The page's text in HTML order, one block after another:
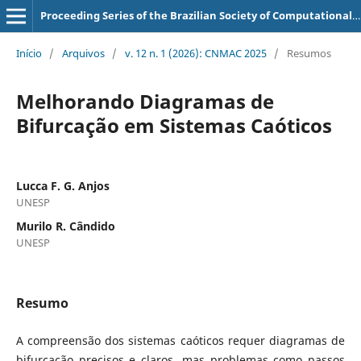
Proceeding Series of the Brazilian Society of Computational and Applied Mathematics
Início / Arquivos / v. 12 n. 1 (2026): CNMAC 2025 / Resumos
Melhorando Diagramas de
Bifurcação em Sistemas Caóticos
Lucca F. G. Anjos
UNESP
Murilo R. Cândido
UNESP
Resumo
A compreensão dos sistemas caóticos requer diagramas de